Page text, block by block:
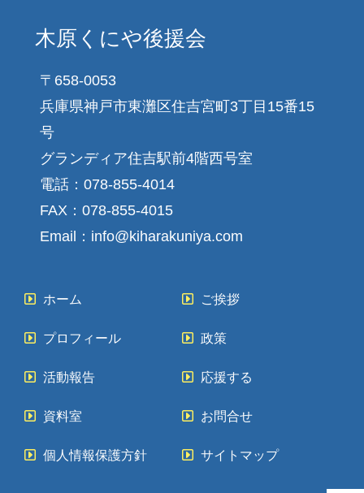
木原くにや後援会
〒658-0053
兵庫県神戸市東灘区住吉宮町3丁目15番15
号
グランディア住吉駅前4階西号室
電話：078-855-4014
FAX：078-855-4015
Email：info@kiharakuniya.com
ホーム ご挨拶
プロフィール 政策
活動報告 応援する
資料室 お問合せ
個人情報保護方針 サイトマップ